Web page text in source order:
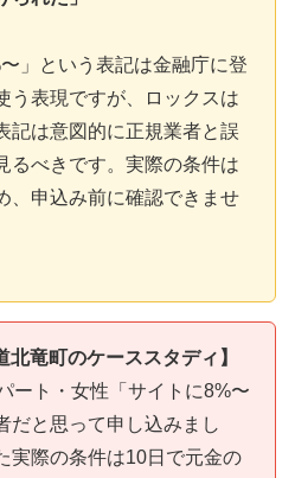
〜」という表記は金融庁に登
う表現ですが、ロックスは
記は意図的に正規業者と誤
るべきです。実際の条件は
、申込み前に確認できませ
竜町のケーススタディ】
ート・女性「サイトに8%〜
だと思って申し込みまし
実際の条件は10日で元金の